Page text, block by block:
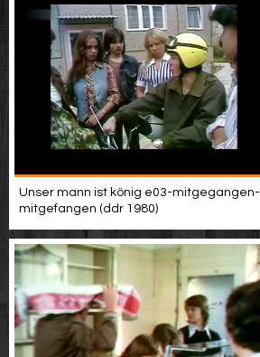
Unser mann ist könig e03-mitgegangen-
mitgefangen (ddr 1980)